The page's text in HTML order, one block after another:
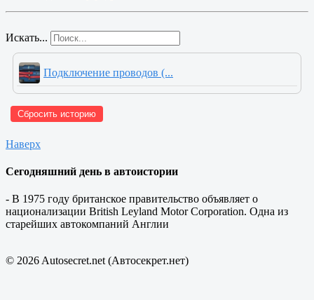
Искать...
Подключение проводов (...
Сбросить историю
Наверх
Сегодняшний день в автоистории
- В 1975 году британское правительство объявляет о
национализации British Leyland Motor Corporation. Одна из
старейших автокомпаний Англии
© 2026 Autosecret.net (Автосекрет.нет)